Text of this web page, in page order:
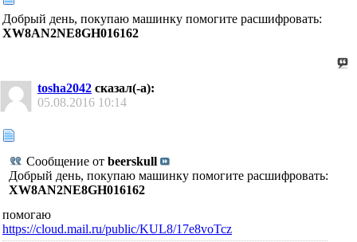
Добрый день, покупаю машинку помогите расшифровать:
XW8AN2NE8GH016162
tosha2042 сказал(-а):
05.08.2016 10:14
Сообщение от beerskull
Добрый день, покупаю машинку помогите расшифровать:
XW8AN2NE8GH016162
помогаю
https://cloud.mail.ru/public/KUL8/17e8voTcz